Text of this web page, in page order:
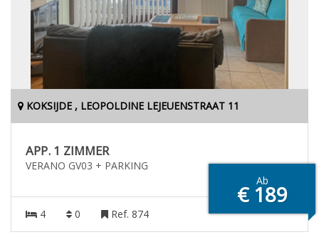
KOKSIJDE , LEOPOLDINE LEJEUENSTRAAT 11
APP. 1 ZIMMER
VERANO GV03 + PARKING
Ab
€ 189
4 0 Ref. 874